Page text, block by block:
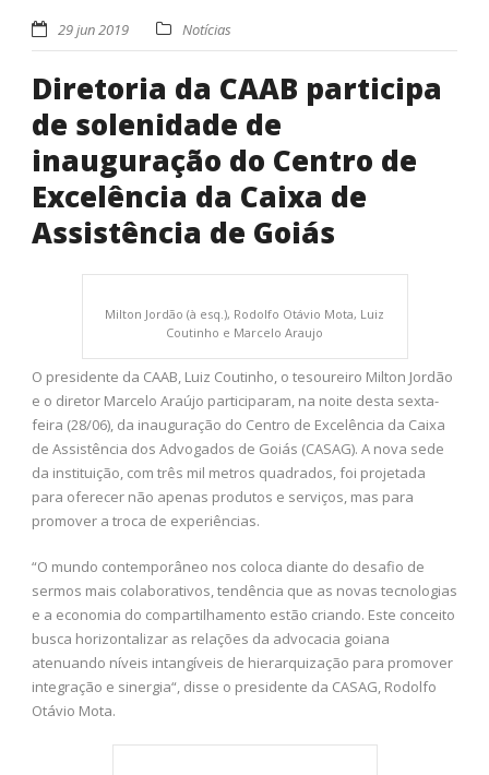
29 jun 2019 Notícias
Diretoria da CAAB participa
de solenidade de
inauguração do Centro de
Excelência da Caixa de
Assistência de Goiás
Milton Jordão (à esq.), Rodolfo Otávio Mota, Luiz
Coutinho e Marcelo Araujo
O presidente da CAAB, Luiz Coutinho, o tesoureiro Milton Jordão
e o diretor Marcelo Araújo participaram, na noite desta sexta-
feira (28/06), da inauguração do Centro de Excelência da Caixa
de Assistência dos Advogados de Goiás (CASAG). A nova sede
da instituição, com três mil metros quadrados, foi projetada
para oferecer não apenas produtos e serviços, mas para
promover a troca de experiências.
“O mundo contemporâneo nos coloca diante do desafio de
sermos mais colaborativos, tendência que as novas tecnologias
e a economia do compartilhamento estão criando. Este conceito
busca horizontalizar as relações da advocacia goiana
atenuando níveis intangíveis de hierarquização para promover
integração e sinergia“, disse o presidente da CASAG, Rodolfo
Otávio Mota.